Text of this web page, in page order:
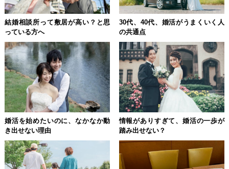
結婚相談所って敷居が高い？と思
っている方へ
30代、40代、婚活がうまくいく人
の共通点
婚活を始めたいのに、なかなか動
き出せない理由
情報がありすぎて、婚活の一歩が
踏み出せない？